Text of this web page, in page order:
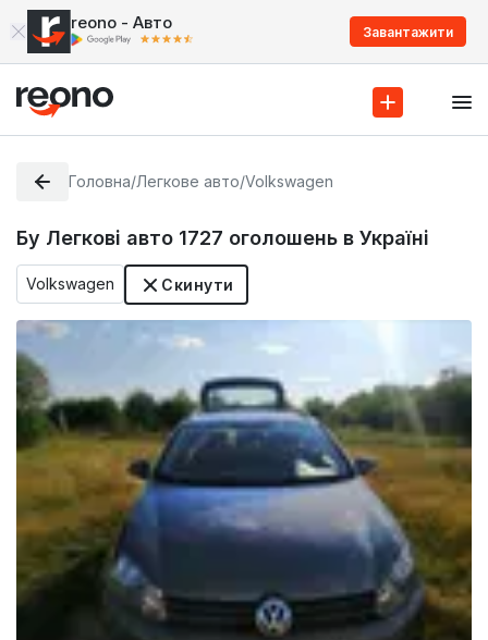
reono - Авто Завантажити
Головна/Легкове авто/Volkswagen
Бу Легкові авто 1727 оголошень в Україні
Volkswagen Скинути